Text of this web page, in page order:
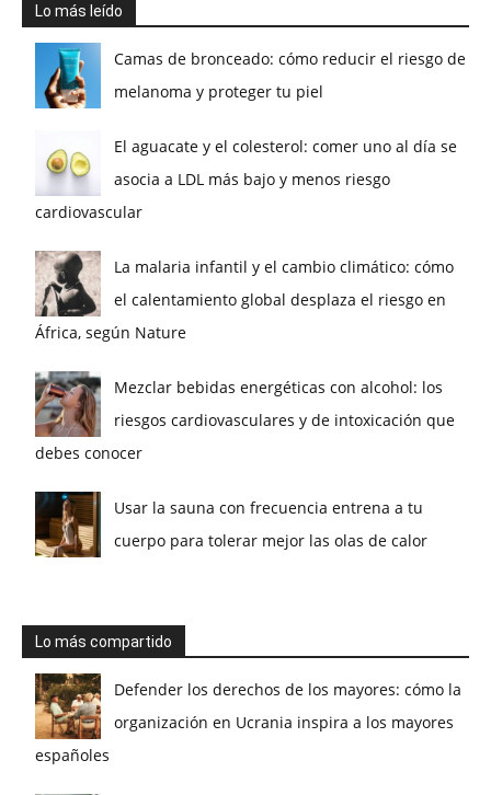
Lo más leído
Camas de bronceado: cómo reducir el riesgo de
melanoma y proteger tu piel
El aguacate y el colesterol: comer uno al día se
asocia a LDL más bajo y menos riesgo
cardiovascular
La malaria infantil y el cambio climático: cómo
el calentamiento global desplaza el riesgo en
África, según Nature
Mezclar bebidas energéticas con alcohol: los
riesgos cardiovasculares y de intoxicación que
debes conocer
Usar la sauna con frecuencia entrena a tu
cuerpo para tolerar mejor las olas de calor
Lo más compartido
Defender los derechos de los mayores: cómo la
organización en Ucrania inspira a los mayores
españoles